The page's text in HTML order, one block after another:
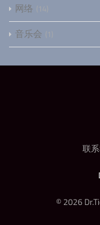
网络 14
音乐会 1
联
© 2026